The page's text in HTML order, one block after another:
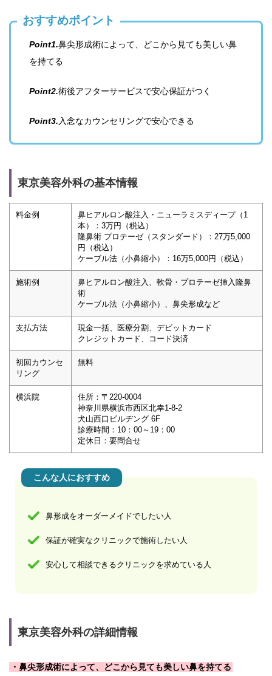
おすすめポイント
Point1.鼻尖形成術によって、どこから見ても美しい鼻
を持てる
Point2.術後アフターサービスで安心保証がつく
Point3. 入念なカウンセリングで安心できる
東京美容外科の基本情報
料金例
鼻ヒアルロン酸注入・ニューラミスディープ（1
本）：3万円（税込）
隆鼻術 プロテーゼ（スタンダード）：27万5,000
円（税込）
ケーブル法（小鼻縮小）：16万5,000円（税込）
施術例
鼻ヒアルロン酸注入、軟骨・プロテーゼ挿入隆鼻
術
ケーブル法（小鼻縮小）、鼻尖形成など
支払方法
現金一括、医療分割、デビットカード
クレジットカード、コード決済
初回カウンセ
リング
無料
横浜院
住所：〒220-0004
神奈川県横浜市西区北幸1-8-2
犬山西口ビルヂング 6F
診療時間：10：00～19：00
定休日：要問合せ
こんな人におすすめ
鼻形成をオーダーメイドでしたい人
保証が確実なクリニックで施術したい人
安心して相談できるクリニックを求めている人
東京美容外科の詳細情報
・鼻尖形成術によって、どこから見ても美しい鼻を持てる